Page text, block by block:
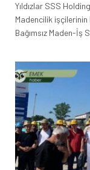
Yıldızlar SSS
Madencilik
Bağımsız Maden-